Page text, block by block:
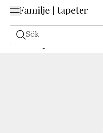
Sök
Målarfärg Beställ utifrån NCS